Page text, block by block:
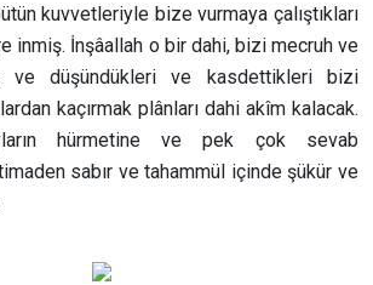
kuvvetleriyle bize vurmaya çalıştıkları
inmiş. İnşâallah o bir dahi, bizi mecruh ve
ve düşündükleri ve kasdettikleri bizi
kaçırmak plânları dahi akîm kalacak.
hürmetine ve pek çok sevab
sabır ve tahammül içinde şükür ve